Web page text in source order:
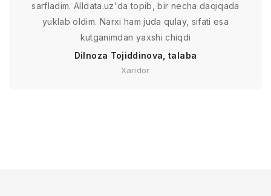
sarfladim. Alldata.uz'da topib, bir necha daqiqada
yuklab oldim. Narxi ham juda qulay, sifati esa
kutganimdan yaxshi chiqdi
Dilnoza Tojiddinova, talaba
Xaridor